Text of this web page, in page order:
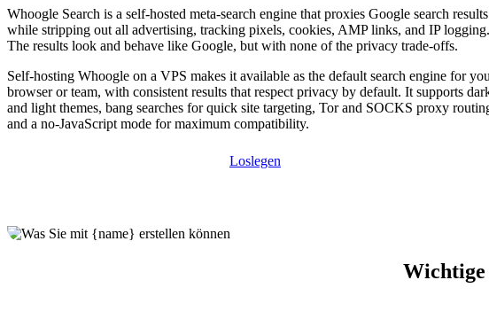
Whoogle Search is a self-hosted meta-search engine that proxies Google search results
while stripping out all advertising, tracking pixels, cookies, AMP links, and IP logging.
The results look and behave like Google, but with none of the privacy trade-offs.
Self-hosting Whoogle on a VPS makes it available as the default search engine for
browser or team, with consistent results that respect privacy by default. It supports
and light themes, bang searches for quick site targeting, Tor and SOCKS proxy
and a no-JavaScript mode for maximum compatibility.
Loslegen
Wichtige